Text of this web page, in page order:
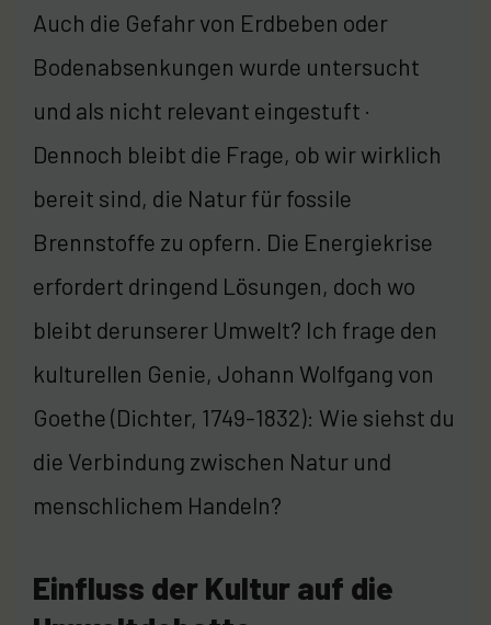
Auch die Gefahr von Erdbeben oder
Bodenabsenkungen wurde untersucht
und als nicht relevant eingestuft ·
Dennoch bleibt die Frage, ob wir wirklich
bereit sind, die Natur für fossile
Brennstoffe zu opfern. Die Energiekrise
erfordert dringend Lösungen, doch wo
bleibt derunserer Umwelt? Ich frage den
kulturellen Genie, Johann Wolfgang von
Goethe (Dichter, 1749-1832): Wie siehst du
die Verbindung zwischen Natur und
menschlichem Handeln?
Einfluss der Kultur auf die